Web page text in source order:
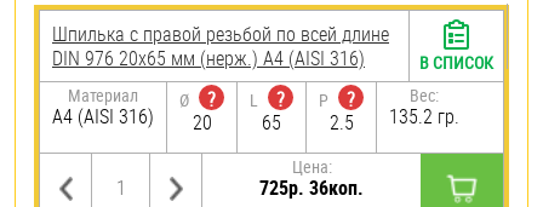
Шпилька с правой резьбой по всей длине
DIN 976 20х65 мм (нерж.) A4 (AISI 316)
Материал
A4 (AISI 316)
Ø
?
20
L
?
65
P
?
2.5
Вес:
135.2 гр.
Цена:
725р. 36коп.
В СПИСОК